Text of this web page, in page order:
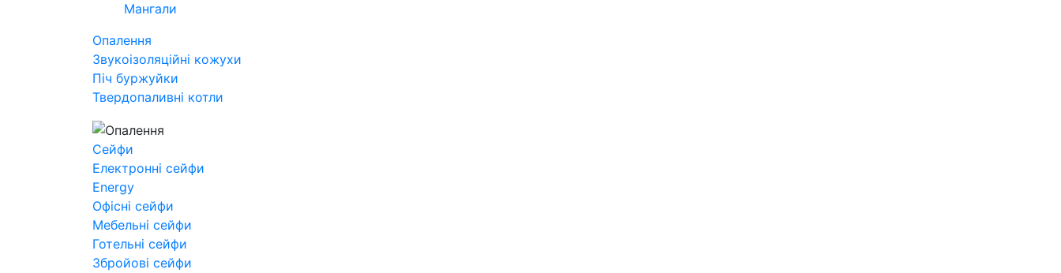
Мангали
Опалення
Звукоізоляційні кожухи
Піч буржуйки
Твердопаливні котли
Сейфи
Електронні сейфи
Energy
Офісні сейфи
Мебельні сейфи
Готельні сейфи
Збройові сейфи